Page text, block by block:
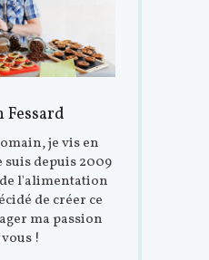
Fessard
je vis en
depuis 2009
l'alimentation
de créer ce
ma passion
!